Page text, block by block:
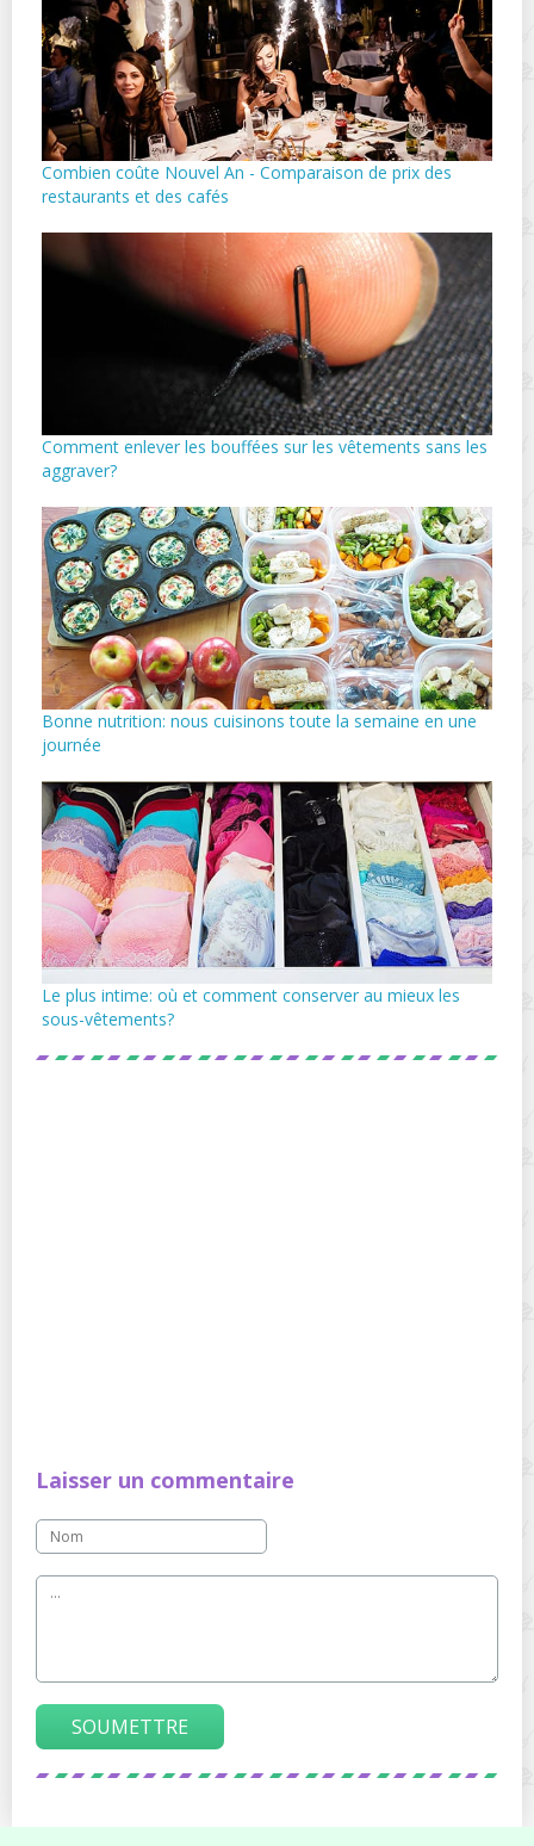
Combien coûte Nouvel An - Comparaison de prix des
restaurants et des cafés
Comment enlever les bouffées sur les vêtements sans les
aggraver?
Bonne nutrition: nous cuisinons toute la semaine en une
journée
Le plus intime: où et comment conserver au mieux les
sous-vêtements?
Laisser un commentaire
SOUMETTRE